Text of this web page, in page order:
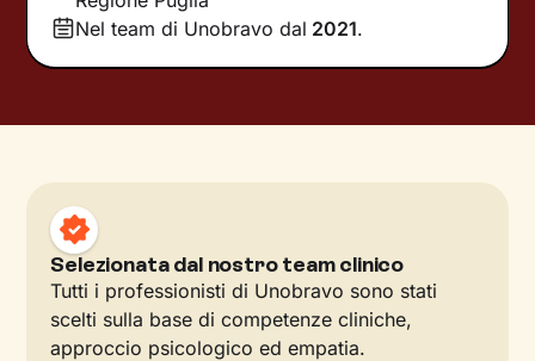
Nel team di Unobravo dal 2021.
Selezionata dal nostro team clinico
Tutti i professionisti di Unobravo sono stati
scelti sulla base di competenze cliniche,
approccio psicologico ed empatia.